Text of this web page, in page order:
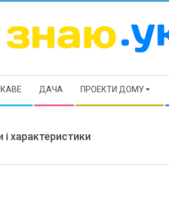
ЗНАЮ
ДАЧА ПРОЕКТИ ДОМУ
характеристики